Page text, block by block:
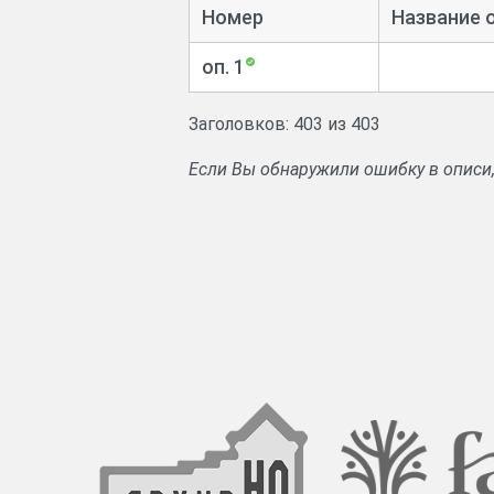
Номер Название
оп. 1
Заголовков: 403 из 403
Если Вы обнаружили ошибку в